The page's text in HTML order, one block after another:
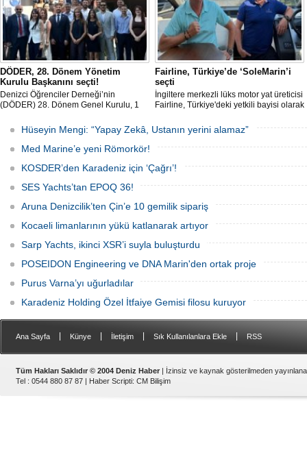
DÖDER, 28. Dönem Yönetim
Kurulu Başkanını seçti!
Denizci Öğrenciler Derneği’nin
(DÖDER) 28. Dönem Genel Kurulu, 1
Sanayicileri Birliği (GİSBİR) ev
sahipliğinde gerçekleştirildi.
Fairline, Türkiye’de ‘SoleMarin’i
seçti
İngiltere merkezli lüks motor yat üreticisi
Fairline, Türkiye'deki yetkili bayisi olarak
Hüseyin Mengi: “Yapay Zekâ, Ustanın yerini alamaz”
Med Marine’e yeni Römorkör!
KOSDER’den Karadeniz için ‘Çağrı’!
SES Yachts’tan EPOQ 36!
Aruna Denizcilik’ten Çin’e 10 gemilik sipariş
Kocaeli limanlarının yükü katlanarak artıyor
Sarp Yachts, ikinci XSR’i suyla buluşturdu
POSEIDON Engineering ve DNA Marin'den ortak proje
Purus Varna’yı uğurladılar
Karadeniz Holding Özel İtfaiye Gemisi filosu kuruyor
Ana Sayfa Künye İletişim Sık Kullanılanlara Ekle RSS
Tüm Hakları Saklıdır © 2004 Deniz Haber | İzinsiz ve kaynak gösterilmeden
Tel : 0544 880 87 87 | Haber Scripti: CM Bilişim